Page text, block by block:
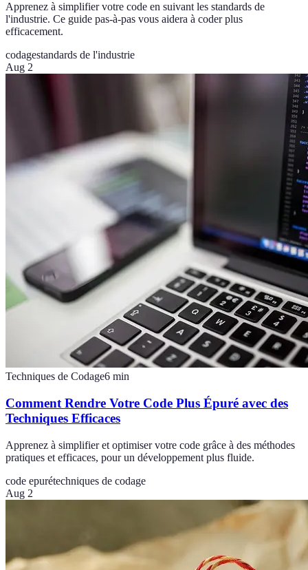
Apprenez à simplifier votre code en suivant les standards de
l'industrie. Ce guide pas-à-pas vous aidera à coder plus
efficacement.
codagestandards de l'industrie
Aug 2
Techniques de Codage6 min
Comment Rendre Votre Code Plus Épuré avec des
Techniques Efficaces
Apprenez à simplifier et optimiser votre code grâce à des méthodes
pratiques et efficaces, pour un développement plus fluide.
code epurétechniques de codage
Aug 2